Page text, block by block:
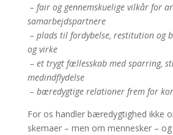
– fair og gennemskuelige vilkår for
samarbejdspartnere
– plads til fordybelse, restitution og
og virke
– et trygt fællesskab med sparring,
medindflydelse
– bæredygtige relationer frem for
For os handler bæredygtighed ikke
skemaer – men om mennesker –